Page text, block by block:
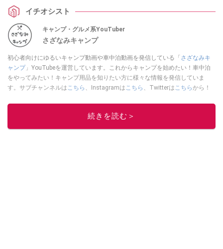
イチオシスト
キャンプ・グルメ系YouTuber
さざなみキャンプ
初心者向けにゆるいキャンプ動画や車中泊動画を発信している「 さざなみキ
ャンプ」YouTubeを運営しています。これからキャンプを始めたい！車中泊
をやってみたい！キャンプ用品を知りたい方に様々な情報を発信していま
す。サブチャンネルはこちら 、Instagramはこちら 、Twitterはこちらから！
このイチオシストの他の記事を読む
続きを読む＞